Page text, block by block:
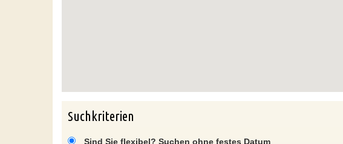
Suchkriterien
Sind Sie flexibel? Suchen ohne festes Datum